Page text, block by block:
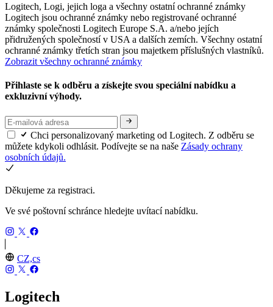
Logitech, Logi, jejich loga a všechny ostatní ochranné známky
Logitech jsou ochranné známky nebo registrované ochranné
známky společnosti Logitech Europe S.A. a/nebo jejích
přidružených společností v USA a dalších zemích. Všechny ostatní
ochranné známky třetích stran jsou majetkem příslušných vlastníků.
Zobrazit všechny ochranné známky
Přihlaste se k odběru a získejte svou speciální nabídku a
exkluzivní výhody.
Chci personalizovaný marketing od Logitech. Z odběru se
můžete kdykoli odhlásit. Podívejte se na naše Zásady ochrany
osobních údajů.
Děkujeme za registraci.
Ve své poštovní schránce hledejte uvítací nabídku.
CZ,cs
Logitech